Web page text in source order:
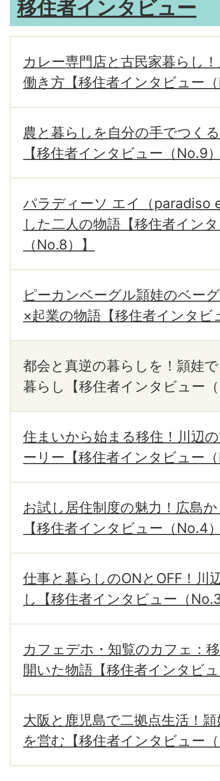
移住者インタビュー
カレー専門店と古民家暮らし
働き方【移住者インタビュー
農と暮らしを自分の手でつく
【移住者インタビュー（No.9
パラディーソ エイ（paradiso
した二人の物語【移住者イン
（No.8）】
ピーカンベーグル頴娃のベー
×起業の物語【移住者インタビ
都会と真逆の暮らしを！頴娃
暮らし【移住者インタビュー
住まいから始まる移住！川辺
ーリー【移住者インタビュー
お試し居住制度の魅力！広島
【移住者インタビュー（No.4
仕事と暮らしのONとOFF！川
し【移住者インタビュー（
カフェデホ・知覧のカフェ：
開いた物語【移住者インタビ
大阪と鹿児島で二拠点生活！
を営む【移住者インタビュー